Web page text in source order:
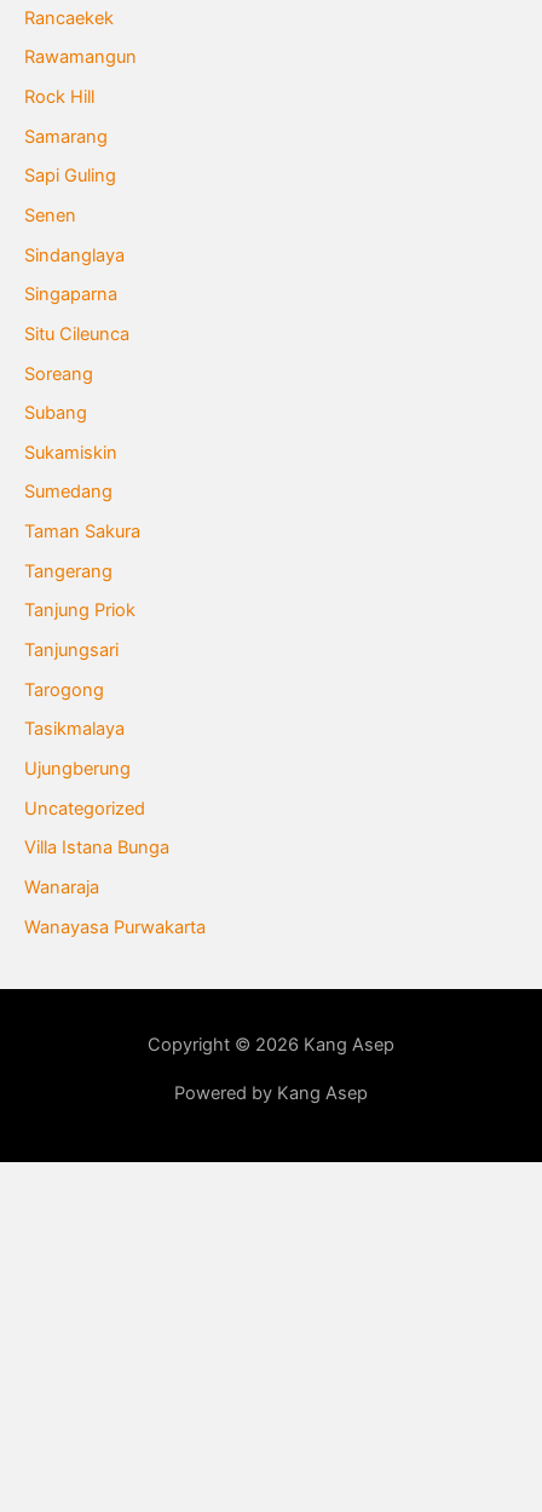
Rancaekek
Rawamangun
Rock Hill
Samarang
Sapi Guling
Senen
Sindanglaya
Singaparna
Situ Cileunca
Soreang
Subang
Sukamiskin
Sumedang
Taman Sakura
Tangerang
Tanjung Priok
Tanjungsari
Tarogong
Tasikmalaya
Ujungberung
Uncategorized
Villa Istana Bunga
Wanaraja
Wanayasa Purwakarta
Copyright © 2026 Kang Asep
Powered by Kang Asep